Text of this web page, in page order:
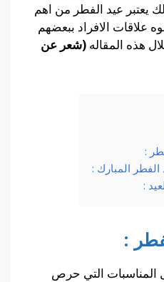
يعتبر عيد الفطر من اهم
علاقات الافراد ببعضهم
هذه المقاله (شعر عن
:
المبارك :
:
:
المناسبات التي حرص